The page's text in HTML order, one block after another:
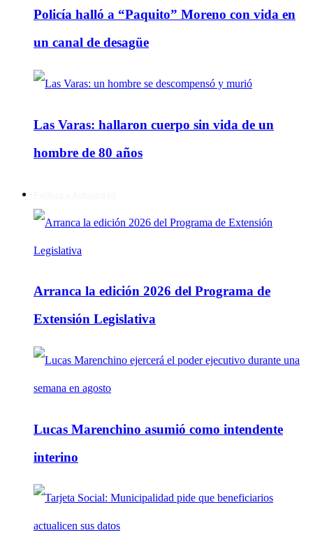
Policía halló a “Paquito” Moreno con vida en
un canal de desagüe
Las Varas: hallaron cuerpo sin vida de un
hombre de 80 años
Arranca la edición 2026 del Programa de
Extensión Legislativa
Lucas Marenchino asumió como intendente
interino